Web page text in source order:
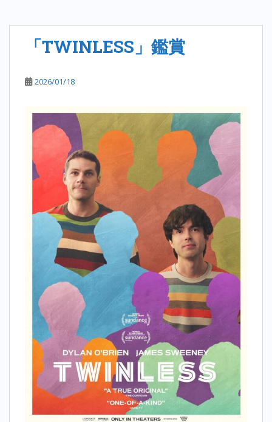
「TWINLESS」鑑賞
2026/01/18